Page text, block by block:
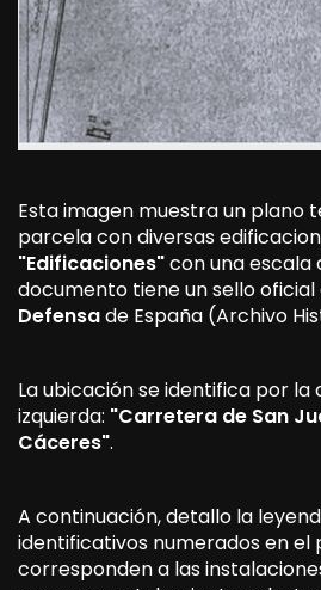
Esta imagen muestra un plano
parcela con diversas
"Edificaciones"con una escala
documento tiene un sello oficial
Defensade España (Archivo
La ubicación se identifica por
izquierda: "Carretera de San
Cáceres".
A continuación, detallo la
identificativos numerados en el
corresponden a las